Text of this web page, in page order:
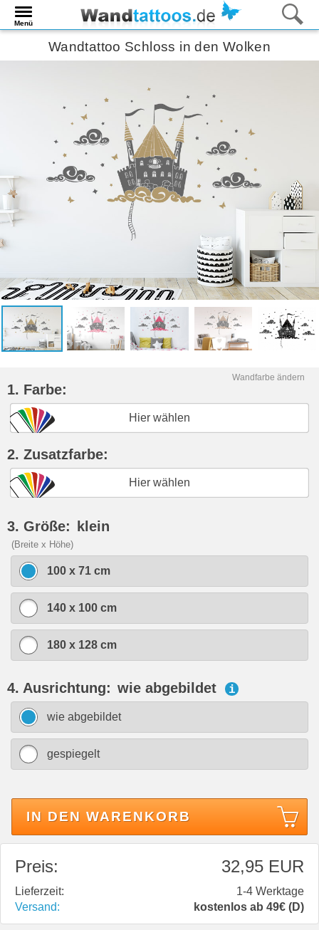
Menü
Wandtattoo Schloss in den Wolken
Wandfarbe ändern
1. Farbe:
Hier wählen
2. Zusatzfarbe:
Hier wählen
3. Größe: klein
(Breite x Höhe)
100 x 71 cm
140 x 100 cm
180 x 128 cm
4. Ausrichtung: wie abgebildet i
wie abgebildet
gespiegelt
IN DEN WARENKORB
Preis: 32,95 EUR
Lieferzeit:
1-4 Werktage
Versand:
kostenlos ab 49€ (D)